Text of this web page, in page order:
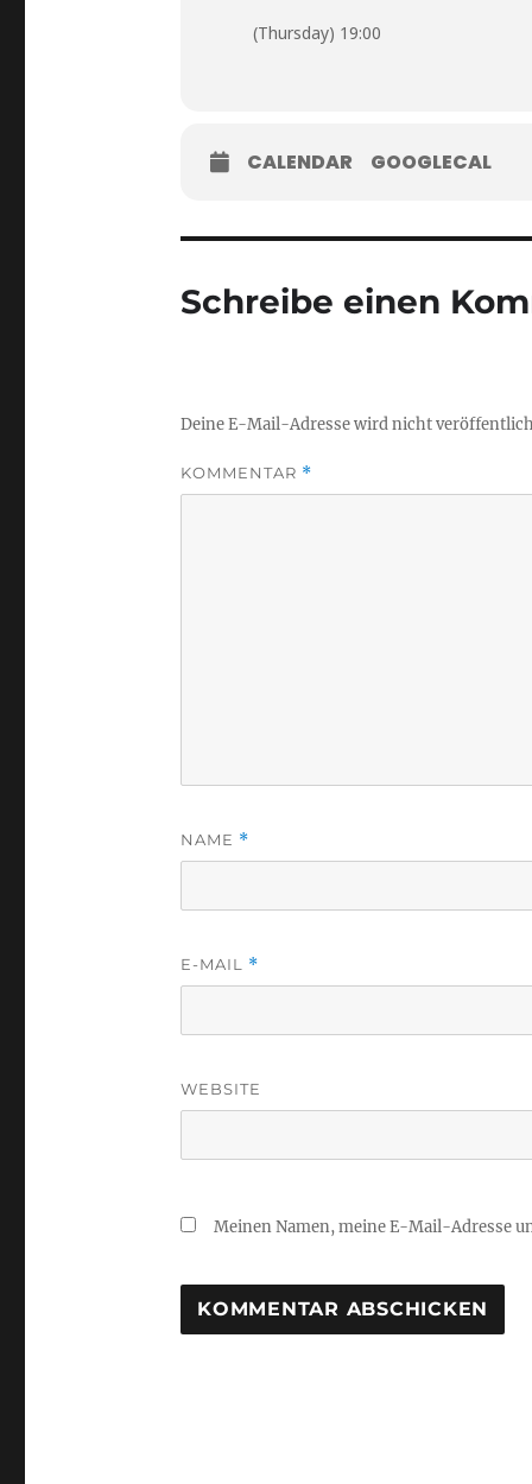
(Thursday) 19:00
CALENDAR GOOGLECAL
Schreibe einen
Deine E-Mail-Adresse wird nicht
KOMMENTAR *
NAME *
E-MAIL *
WEBSITE
Meinen Namen, meine E-Mail-Adresse